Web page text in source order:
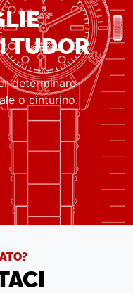
TUDOR
determinare
o cinturino.